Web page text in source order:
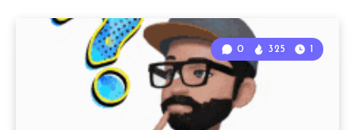
0 325 1